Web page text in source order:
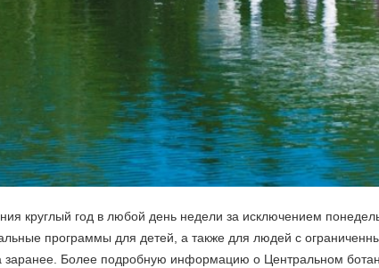
круглый год в любой день недели за исключением
программы для детей, а также для людей с
заранее. Более подробную информацию о Центральном